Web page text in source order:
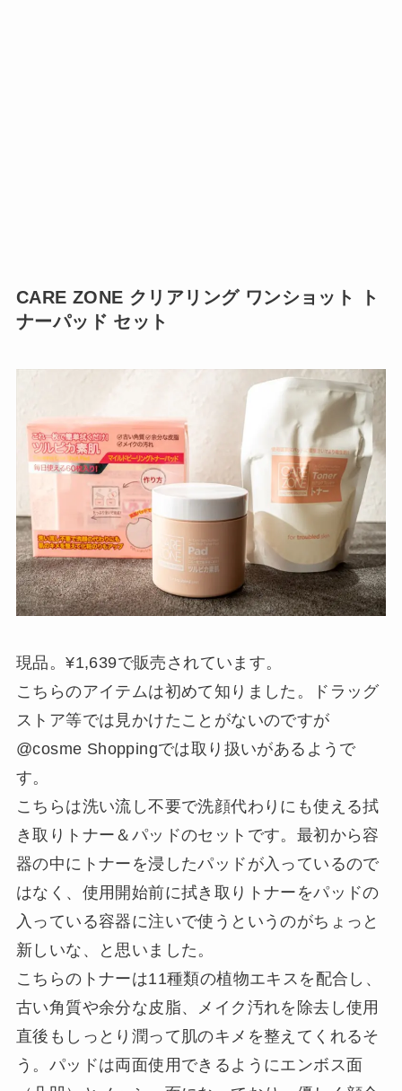
CARE ZONE クリアリング ワンショット ト
ナーパッド セット
現品。¥1,639で販売されています。
こちらのアイテムは初めて知りました。ドラッグ
ストア等では見かけたことがないのですが
@cosme Shoppingでは取り扱いがあるようで
す。
こちらは洗い流し不要で洗顔代わりにも使える拭
き取りトナー＆パッドのセットです。最初から容
器の中にトナーを浸したパッドが入っているので
はなく、使用開始前に拭き取りトナーをパッドの
入っている容器に注いで使うというのがちょっと
新しいな、と思いました。
こちらのトナーは11種類の植物エキスを配合し、
古い角質や余分な皮脂、メイク汚れを除去し使用
直後もしっとり潤って肌のキメを整えてくれるそ
う。パッドは両面使用できるようにエンボス面